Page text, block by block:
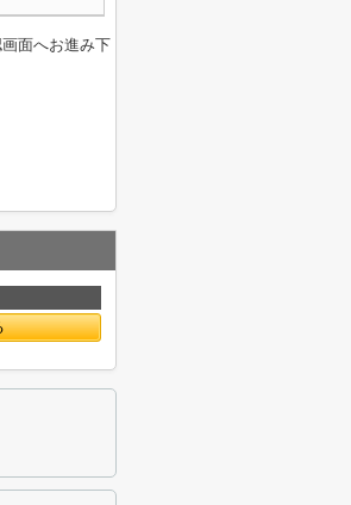
面へお進み下